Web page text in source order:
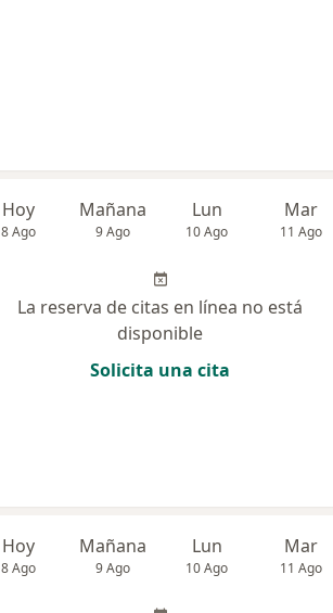
Hoy
8 Ago
Mañana
9 Ago
Lun
10 Ago
Mar
11 Ago
La reserva de citas en línea no está
disponible
Solicita una cita
Hoy
8 Ago
Mañana
9 Ago
Lun
10 Ago
Mar
11 Ago